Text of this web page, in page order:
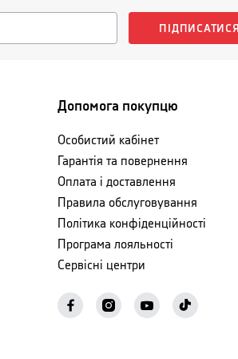
ПІДПИСАТИСЯ
Допомога покупцю
Особистий кабінет
Гарантія та повернення
Оплата і доставлення
Правила обслуговування
Політика конфіденційності
Програма лояльності
Сервісні центри